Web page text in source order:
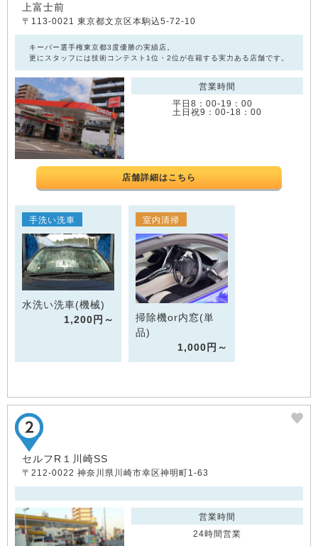
上富士前
〒113-0021 東京都文京区本駒込5-72-10
キーパー選手権東京都3度優勝の実績店。
更にスタッフには技術コンテスト1位・2位が在籍する実力ある店舗です。
営業時間
平日8：00‐19：00
土日祝9：00‐18：00
店舗詳細はこちら
手洗い洗車
水洗い洗車(機械)
1,200円～
室内清掃
掃除機or内窓(単
品)
1,000円～
セルフR１川崎SS
〒212-0022 神奈川県川崎市幸区神明町1-63
営業時間
24時間営業